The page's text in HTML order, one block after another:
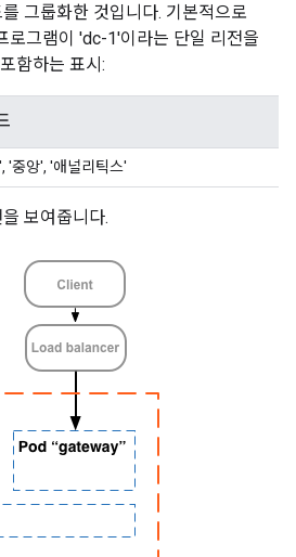
그룹화한 것입니다. 기본적으로
로그램이 'dc-1'이라는 단일 리전을
함하는 표시:
'중앙', '애널리틱스'
보여줍니다.